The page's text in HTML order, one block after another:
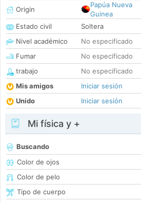
Origin
Papúa Nueva
Guinea
Estado civil
Soltera
Nivel académico
No especificado
Fumar
No especificado
trabajo
No especificado
Mis amigos
Iniciar sesión
Unido
Iniciar sesión
Mi física y +
Buscando
Color de ojos
Color de pelo
Tipo de cuerpo